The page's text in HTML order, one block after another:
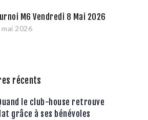
M6 Vendredi 8 Mai 2026
mai 2026
récents
le club-house retrouve
grâce à ses bénévoles